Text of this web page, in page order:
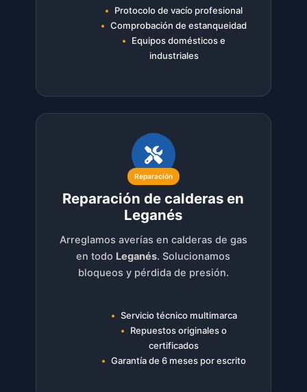
Protocolo de vacío profesional
Comprobación de estanqueidad
Equipos domésticos e
industriales
Reparación
Reparación de calderas en
Leganés
Arreglamos averías en calderas de gas
en todo Leganés. Solucionamos
bloqueos y pérdida de presión.
Servicio técnico multimarca
Repuestos originales o
certificados
Garantía de 6 meses por escrito